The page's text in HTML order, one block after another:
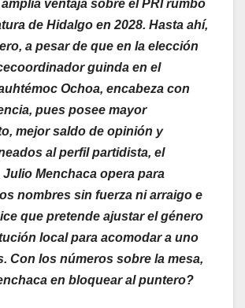
ventaja sobre el PRI rumbo
de Hidalgo en 2028. Hasta ahí,
a pesar de que en la elección
guinda en el
Ochoa, encabeza con
pues posee mayor
mejor saldo de opinión y
al perfil partidista, el
Menchaca opera para
nombres sin fuerza ni arraigo e
que pretende ajustar el género
local para acomodar a uno
Con los números sobre la mesa,
en bloquear al puntero?